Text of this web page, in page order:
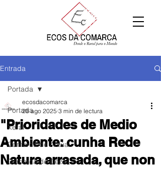
Entrada
Portada
Xeral
Comarca de Arzúa
Comarca de Deza
Portada
"Prioridades de Medio
Ambiente: cunha Rede
Natura arrasada, que non
ecosdacomarca
28 ago 2025 3 min de lectura